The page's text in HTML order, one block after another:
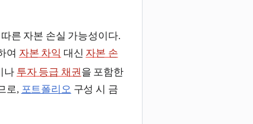
른 자본 손실 가능성이다.
여 자본 차익 대신 자본 손
나 투자 등급 채권을 포함한
로, 포트폴리오 구성 시 금